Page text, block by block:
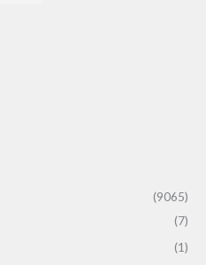
(9065)
(7)
(1)